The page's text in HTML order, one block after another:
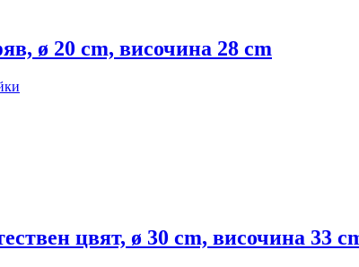
ø 20 cm, височина 28 cm
цвят, ø 30 cm, височина 33